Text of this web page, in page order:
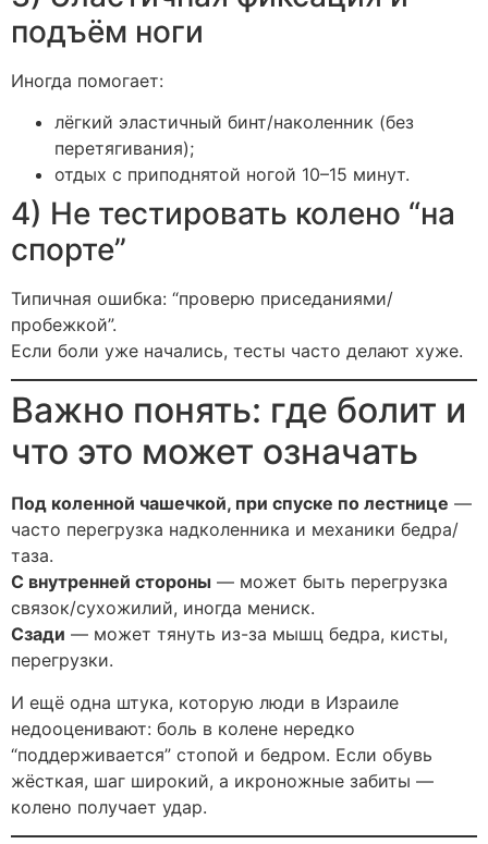
подъём ноги
Иногда помогает:
лёгкий эластичный бинт/наколенник (без
перетягивания);
отдых с приподнятой ногой 10–15 минут.
4) Не тестировать колено “на
спорте”
Типичная ошибка: “проверю приседаниями/
пробежкой”.
Если боли уже начались, тесты часто делают хуже.
Важно понять: где болит и
что это может означать
Под коленной чашечкой, при спуске по лестнице —
часто перегрузка надколенника и механики бедра/
таза.
С внутренней стороны — может быть перегрузка
связок/сухожилий, иногда мениск.
Сзади — может тянуть из-за мышц бедра, кисты,
перегрузки.
И ещё одна штука, которую люди в Израиле
недооценивают: боль в колене нередко
“поддерживается” стопой и бедром. Если обувь
жёсткая, шаг широкий, а икроножные забиты —
колено получает удар.